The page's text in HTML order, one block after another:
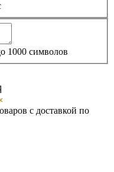
1000 символов
с доставкой по